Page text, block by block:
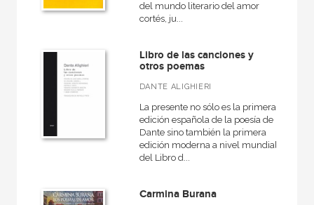
del mundo literario del amor
cortés, ju...
Libro de las canciones y
otros poemas
DANTE ALIGHIERI
La presente no sólo es la primera
edición española de la poesía de
Dante sino también la primera
edición moderna a nivel mundial
del Libro d...
Carmina Burana